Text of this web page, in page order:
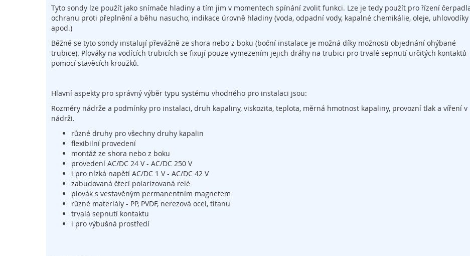
Ochranné
kryty
a
oplocení
Systém
přenosu
Pojistné
Automatizace
trackbally
údržba
Mobilní
dotyková
ovládací
zařízení
Senzorika
Tyto sondy lze použít jako snímače hladiny a tím jim v momentech spínání zvolit funkci. Lze je tedy použít pro řízení
ochranu proti přeplnění a běhu nasucho, indikace úrovně hladiny (voda, odpadní vody, kapalné chemikálie, oleje, uhlovodíky
apod.)
Běžně se tyto sondy instalují převážně ze shora nebo z boku (boční instalace je možná díky možnosti objednání ohýbané
trubice). Plováky na vodících trubicích se fixují pouze vymezením jejich dráhy na trubici pro trvalé sepnutí určitých kontaktů
pomocí stavěcích kroužků.
Hlavní aspekty pro správný výběr typu systému vhodného pro instalaci jsou:
Rozměry nádrže a podmínky pro instalaci, druh kapaliny, viskozita, teplota, měrná hmotnost kapaliny, provozní tlak a víření v
nádrži.
různé druhy pro všechny druhy kapalin
flexibilní provedení
montáž ze shora nebo z boku
provedení AC/DC 24 V - AC/DC 250 V
i pro nízká napětí AC/DC 1 V - AC/DC 42 V
zabudovaná čtecí polarizovaná relé
plovák s vestavěným permanentním magnetem
různé materiály - PP, PVDF, nerezová ocel, titanu
trvalá sepnutí kontaktu
i pro výbušná prostředí